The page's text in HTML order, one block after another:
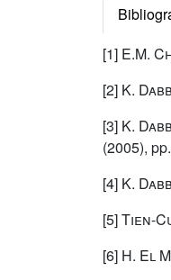
[1] E.M.
[2] K.
[3] K.
(2005),
[4] K.
[5]Tien-
[6] H. El